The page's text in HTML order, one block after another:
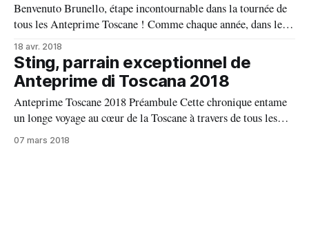
Benvenuto Brunello, étape incontournable dans la tournée de
tous les Anteprime Toscane ! Comme chaque année, dans le
cadre de l’Anteprima Benvenuto Brunello 2018 nous goutons
les vins livrables soit : Brunello 2013 (excellente année
classée 4*) Brunello Riserva 2012 (année exceptionnelle
classée 5*) Rosso di Montalcino 2016 (année exceptionnelle
classée
18 avr. 2018
Sting, parrain exceptionnel de
Anteprime di Toscana 2018
Anteprime Toscane 2018 Préambule Cette chronique entame
un longe voyage au cœur de la Toscane à travers de tous les
Anteprime (présentation des derniers millésimes livrables)
07 mars 2018